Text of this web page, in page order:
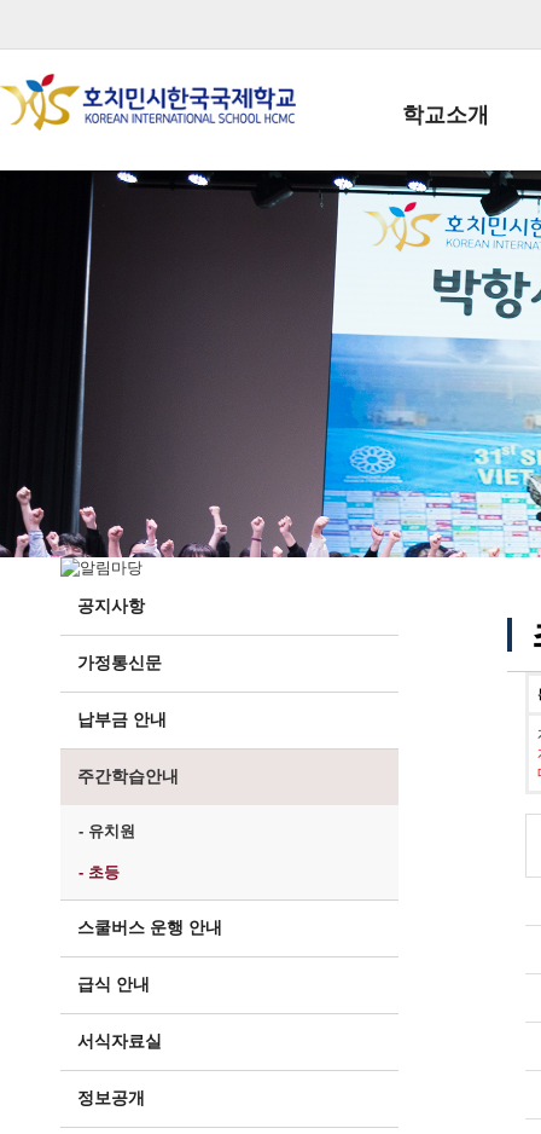
학교소개
학교장인사말
학생회장인사말
학교상징
학교 CI
교직원현황
학생현황
위치/전화
전경사진
공지사항
가정통신문
납부금 안내
주간학습안내
- 유치원
- 초등
스쿨버스 운행 안내
급식 안내
서식자료실
정보공개